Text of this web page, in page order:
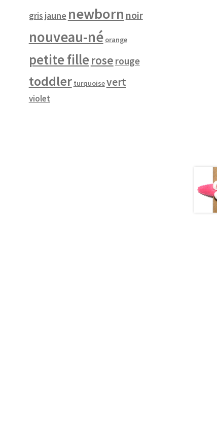
gris jaune newborn noir
nouveau-né orange
petite fille rose rouge
toddler turquoisevert
violet